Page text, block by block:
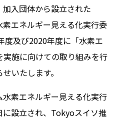
加入団体から設立された
素エネルギー見える化実行委
度及び2020年度に「水素エ
施に向けての取り組みを行
いたします。
素エネルギー見える化実行
設立され、Tokyoスイソ推